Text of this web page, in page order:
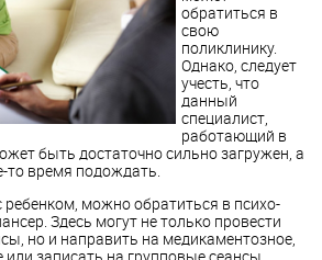
обратиться в
свою
поликлинику.
Однако, следует
учесть, что
данный
специалист,
работающий в
быть достаточно сильно загружен, а
то время подождать.
ребенком, можно обратиться в психо-
Здесь могут не только провести
но и направить на медикаментозное,